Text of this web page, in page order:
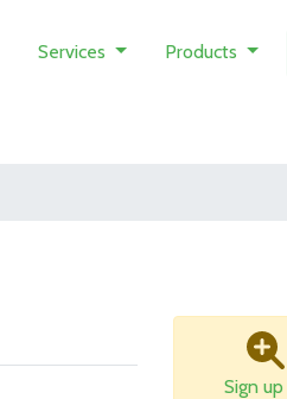
Services Products
Sign up